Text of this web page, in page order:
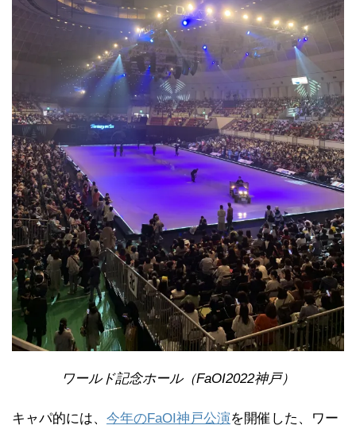
ワールド記念ホール（FaOI2022神戸）
キャパ的には、 今年のFaOI神戸公演を開催した、ワー